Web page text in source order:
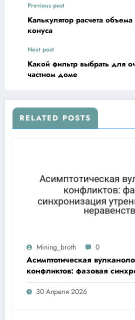
Previous post
Калькулятор расчета
конуса
Next post
Какой фильтр выбрать для
частном доме
RELATED POSTS
Mining_broth 0
Асимптотическая
конфликтов: фазовая
утреннего кофе и
30 Апреля 2026